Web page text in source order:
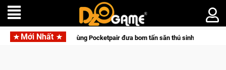
Mới Nhất
Pocketpair đưa bom tấn săn thú sinh tồn lên di động với tên gọi Palworld